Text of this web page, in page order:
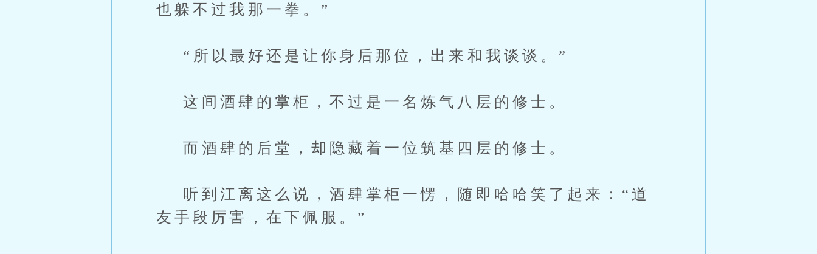
也躲不过我那一拳。”
“所以最好还是让你身后那位，出来和我谈谈。”
这间酒肆的掌柜，不过是一名炼气八层的修士。
而酒肆的后堂，却隐藏着一位筑基四层的修士。
听到江离这么说，酒肆掌柜一愣，随即哈哈笑了起来：“道
友手段厉害，在下佩服。”